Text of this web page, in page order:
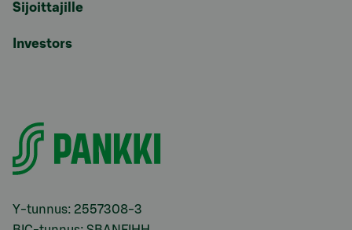
Sijoittajille
Investors
Y-tunnus: 2557308-3